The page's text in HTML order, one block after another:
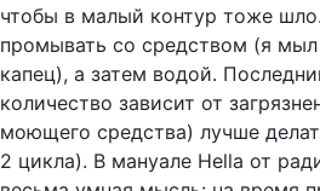
чтобы в малый контур тоже
промывать со средством (я
капец), а затем водой.
количество зависит от
моющего средства) лучше
2 цикла). В мануале Hella от